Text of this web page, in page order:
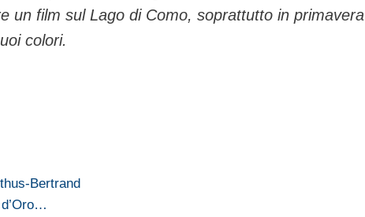
un film sul Lago di Como, soprattutto in primavera
colori.
Bertrand